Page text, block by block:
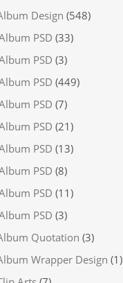
Design (548)
PSD (33)
PSD (3)
PSD (449)
PSD (7)
PSD (21)
PSD (13)
PSD (8)
PSD (11)
PSD (3)
Quotation (3)
Wrapper Design (1)